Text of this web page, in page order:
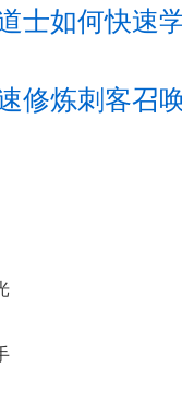
士如何快速
修炼刺客召